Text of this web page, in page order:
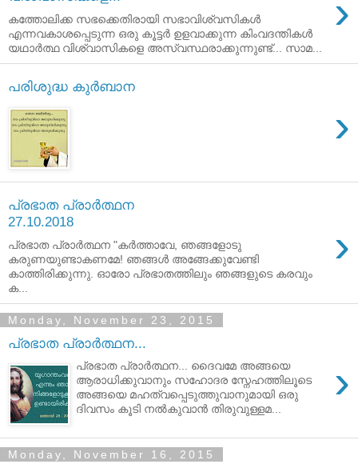
›
കത്തോലിക്ക സഭക്കെതിരായി സഭാവിശ്വസികൾ
എന്നവകാശപ്പെടുന്ന ഒരു കൂട്ടർ ഉളവാക്കുന്ന കിംവദന്തികൾ
യഥാർത്ഥ വിശ്വാസികളെ അസ്വസ്ഥരാക്കുന്നുണ്ട്‌... സാമ...
പരിശുദ്ധ കുര്‍ബാന
›
പ്രഭാത പ്രാർത്ഥന
27.10.2018
›
പ്രഭാത പ്രാർത്ഥന "കര്‍ത്താവേ, ഞങ്ങളോടു
കരുണയുണ്ടാകണമേ! ഞങ്ങള്‍ അങ്ങേക്കുവേണ്ടി
കാത്തിരിക്കുന്നു. ഓരോ പ്രഭാതത്തിലും ഞങ്ങളുടെ കരവും
ക...
Monday, November 23, 2015
പ്രഭാത പ്രാര്‍ത്ഥന...
›
പ്രഭാത പ്രാര്‍ത്ഥന... ദൈവമേ അങ്ങയെ
ആരാധിക്കുവാനും സഹോദര സ്നേഹത്തിലൂടെ
അങ്ങയെ മഹത്വപ്പെടുത്തുവാനുമായി ഒരു
ദിവസം കൂടി നല്‍കുവാന്‍ തിരുവുള്ളമ...
Monday, November 16, 2015